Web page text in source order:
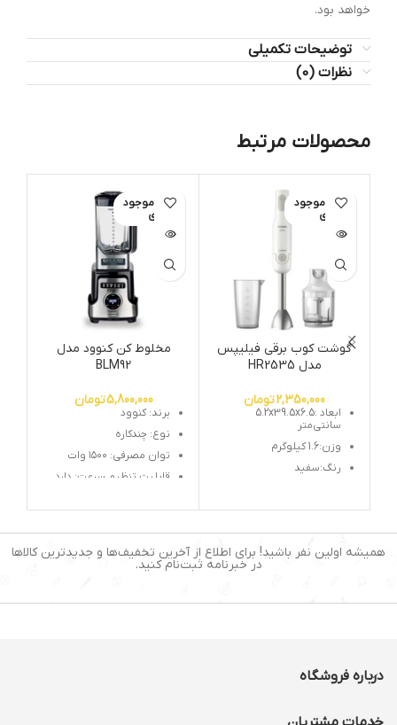
خواهد بود.
توضیحات تکمیلی
نظرات (0)
محصولات مرتبط
اتمام موجود
ی
گوشت کوب برقی فیلیپس
مدل HR2535
2,350,000تومان
ابعاد :5.2x39.5x6.5
سانتی‌متر
وزن:1.6 کیلوگرم
رنگ:سفید
توان مصرفی: 650 وات
جنس بدنه: پلاستیک
اتمام موجود
ی
مخلوط کن کنوود مدل
BLM92
5,800,000تومان
برند: کنوود
نوع: چندکاره
توان مصرفی: ۱۵۰۰ وات
قابلیت تنظیم سرعت: دارد
قابلیت شستشوی لوازم
جانبی در ماشین ظرفشویی:
جنس تیغه: استیل ضدزنگ
همیشه اولین نفر باشید! برای اطلاع از آخرین تخفیف‌ها و جدیدترین کالاها
در خبرنامه ثبت‌نام کنید.
درباره فروشگاه